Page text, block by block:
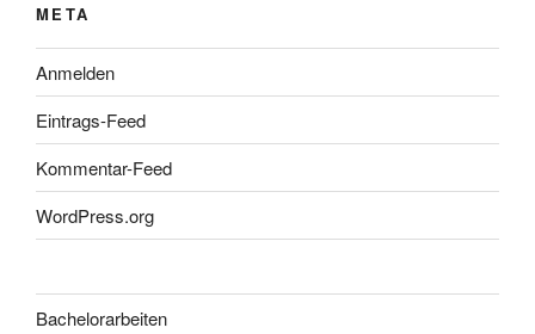
META
Anmelden
Eintrags-Feed
Kommentar-Feed
WordPress.org
Bachelorarbeiten